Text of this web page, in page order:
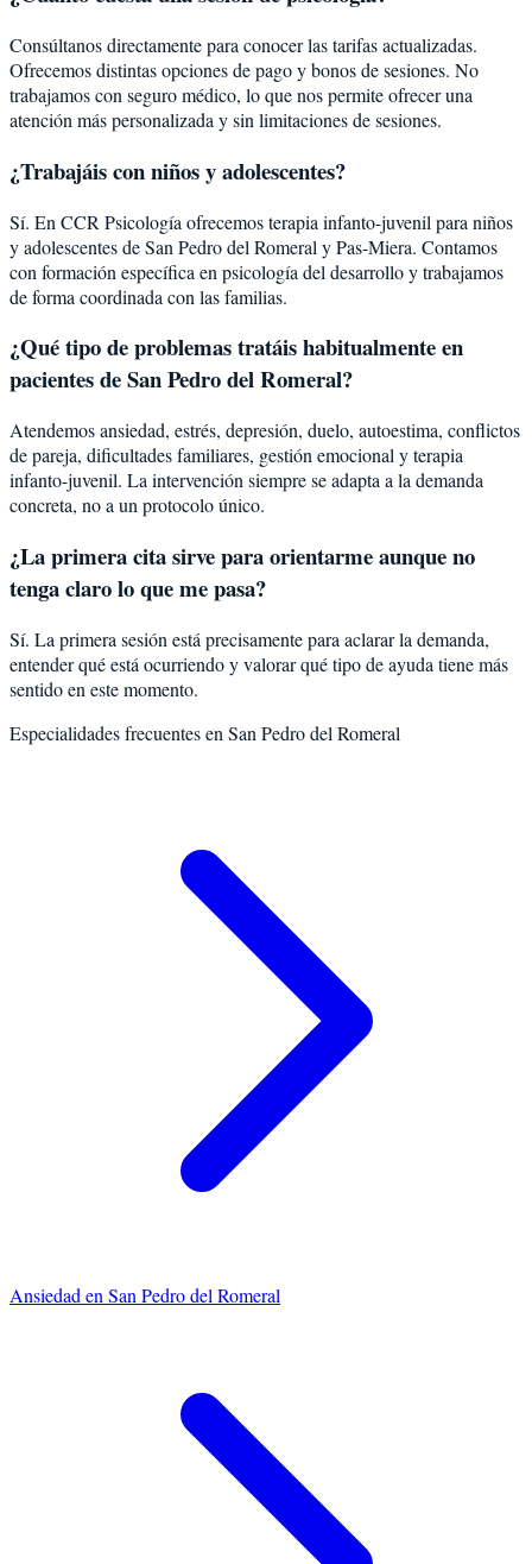
Consúltanos directamente para conocer las tarifas actualizadas.
Ofrecemos distintas opciones de pago y bonos de sesiones. No
trabajamos con seguro médico, lo que nos permite ofrecer una
atención más personalizada y sin limitaciones de sesiones.
¿Trabajáis con niños y adolescentes?
Sí. En CCR Psicología ofrecemos terapia infanto-juvenil para niños
y adolescentes de San Pedro del Romeral y Pas-Miera. Contamos
con formación específica en psicología del desarrollo y trabajamos
de forma coordinada con las familias.
¿Qué tipo de problemas tratáis habitualmente en
pacientes de San Pedro del Romeral?
Atendemos ansiedad, estrés, depresión, duelo, autoestima, conflictos
de pareja, dificultades familiares, gestión emocional y terapia
infanto-juvenil. La intervención siempre se adapta a la demanda
concreta, no a un protocolo único.
¿La primera cita sirve para orientarme aunque no
tenga claro lo que me pasa?
Sí. La primera sesión está precisamente para aclarar la demanda,
entender qué está ocurriendo y valorar qué tipo de ayuda tiene más
sentido en este momento.
Especialidades frecuentes en San Pedro del Romeral
Ansiedad en San Pedro del Romeral